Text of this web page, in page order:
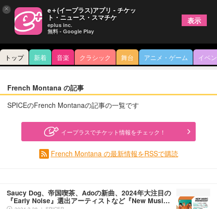
トップ 新着 音楽 クラシック 舞台 アニメ・ゲーム イベ
French Montana の記事
SPICEのFrench Montanaの記事の一覧です
イープラスでチケット情報をチェック！
French Montana の最新情報をRSSで購読
Saucy Dog、帝国喫茶、Adoの新曲、2024年大注目の
『Early Noise』選出アーティストなど『New Musi…
× e＋(イープラス)アプリ - チケッ
ト・ニュース・スマチケ
eplus inc.
無料 - Google Play
表示